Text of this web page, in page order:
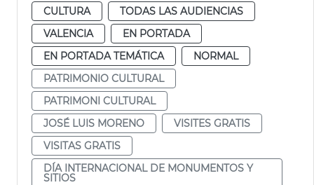
CULTURA
TODAS LAS AUDIENCIAS
VALENCIA
EN PORTADA
EN PORTADA TEMÁTICA
NORMAL
PATRIMONIO CULTURAL
PATRIMONI CULTURAL
JOSÉ LUIS MORENO
VISITES GRATIS
VISITAS GRATIS
DÍA INTERNACIONAL DE MONUMENTOS Y
SITIOS